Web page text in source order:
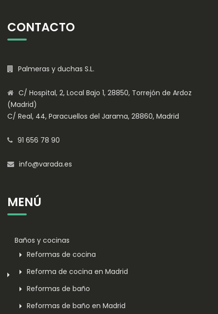
CONTACTO
Palmeras y duchas S.L.
C/ Hospital, 2, Local Bajo 1, 28850, Torrejón de Ardoz
(Madrid)
C/ Real, 44, Paracuellos del Jarama, 28860, Madrid
91 656 78 90
info@varada.es
MENÚ
Baños y cocinas
Reformas de cocina
Reforma de cocina en Madrid
Reformas de baño
Reformas de baño en Madrid